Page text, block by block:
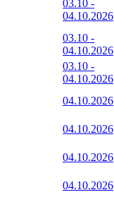
03.10 -
04.10.2026
03.10 -
04.10.2026
03.10 -
04.10.2026
04.10.2026
04.10.2026
04.10.2026
04.10.2026